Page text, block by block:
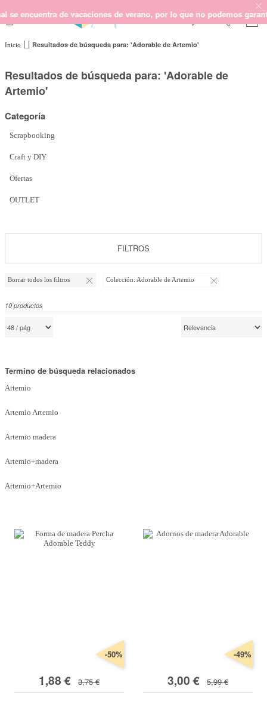
encuentra de vacaciones de verano, por lo que no podemos
Novedades
Marcas
SCRAPBOOKING
MIXED MEDIA
PAPELERÍA Y FIESTAS
REGALOS
PLANNERS
Iniciar sesión/Regístrate
Inicio Resultados de búsqueda para: 'Adorable de Artemio'
Resultados de búsqueda para: 'Adorable de
Artemio'
10 productos
Termino de búsqueda relacionados
Artemio
Artemio Artemio
Artemio madera
Artemio+madera
Artemio+Artemio
1,88 € 3,75 €
-50%
3,00 € 5,99 €
-49%
Categoría
Scrapbooking
Craft y DIY
Ofertas
OUTLET
FILTROS
Borrar todos los filtros Colección: Adorable de Artemio